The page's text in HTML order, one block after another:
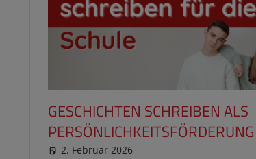
GESCHICHTEN SCHREIBEN ALS
PERSÖNLICHKEITSFÖRDERUNG
2. Februar 2026